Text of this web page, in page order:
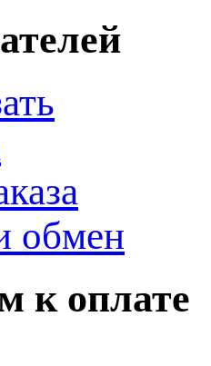
обмен
к оплате